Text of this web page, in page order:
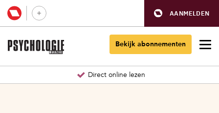
AANMELDEN
Bekijk abonnementen
Direct online lezen